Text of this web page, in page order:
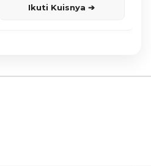
Ikuti Kuisnya ➔